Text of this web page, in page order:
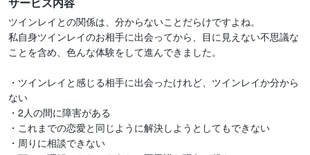
ツインレイとの関係は、分からないことだらけですよね。
私自身ツインレイのお相手に出会ってから、目に見えない不思議な
ことを含め、色んな体験をして進んできました。
・ツインレイと感じる相手に出会ったけれど、ツインレイか分から
ない
・2人の間に障害がある
・これまでの恋愛と同じように解決しようとしてもできない
・周りに相談できない